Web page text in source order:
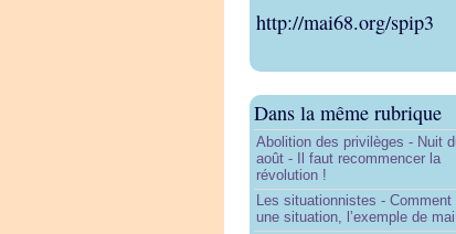
http://mai68.org/spip3
Dans la même rubrique
Abolition des privilèges - Nuit
août - Il faut recommencer la
révolution !
Les situationnistes - Comment
une situation, l’exemple de